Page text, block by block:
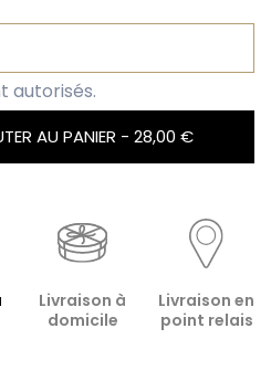
autorisés.
AU PANIER - 28,00 €
Livraison à
domicile
Livraison en
point relais